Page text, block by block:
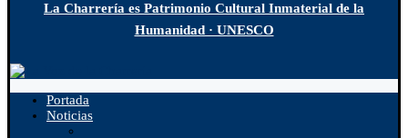
La Charrería es Patrimonio Cultural Inmaterial de la
Humanidad · UNESCO
Portada
Noticias